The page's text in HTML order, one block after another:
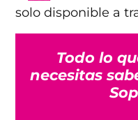
solo disponible a
Todo lo
necesitas